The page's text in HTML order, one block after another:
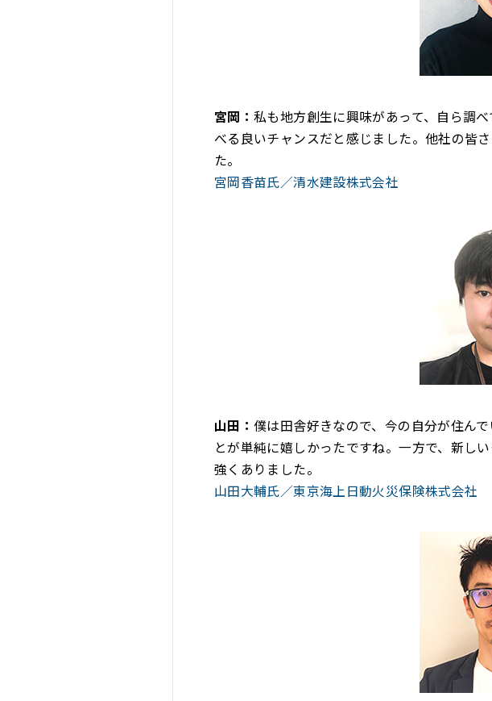
宮岡：私も地方創生に興味があって、自ら調
べる良いチャンスだと感じました。他社の皆
た。
宮岡香苗氏／清水建設株式会社
山田：僕は田舎好きなので、今の自分が住ん
とが単純に嬉しかったですね。一方で、新し
強くありました。
山田大輔氏／東京海上日動火災保険株式会社